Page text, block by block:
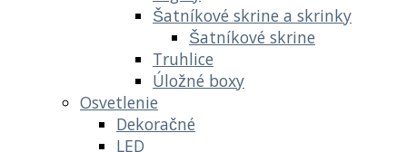
Šatníkové skrine a skrinky
Šatníkové skrine
Truhlice
Úložné boxy
Osvetlenie
Dekoračné
LED